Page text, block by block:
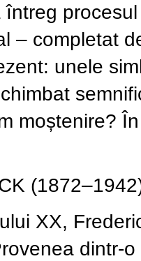
– completat
unele
moștenire?
XX,
dintr-